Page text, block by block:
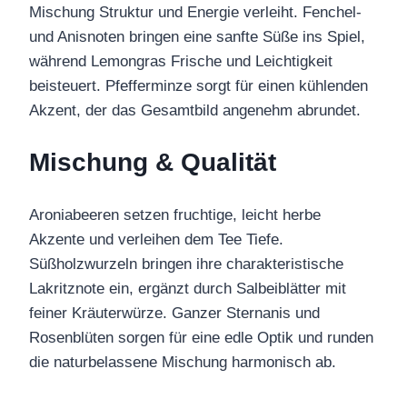
Mischung Struktur und Energie verleiht. Fenchel-
und Anisnoten bringen eine sanfte Süße ins Spiel,
während Lemongras Frische und Leichtigkeit
beisteuert. Pfefferminze sorgt für einen kühlenden
Akzent, der das Gesamtbild angenehm abrundet.
Mischung & Qualität
Aroniabeeren setzen fruchtige, leicht herbe
Akzente und verleihen dem Tee Tiefe.
Süßholzwurzeln bringen ihre charakteristische
Lakritznote ein, ergänzt durch Salbeiblätter mit
feiner Kräuterwürze. Ganzer Sternanis und
Rosenblüten sorgen für eine edle Optik und runden
die naturbelassene Mischung harmonisch ab.